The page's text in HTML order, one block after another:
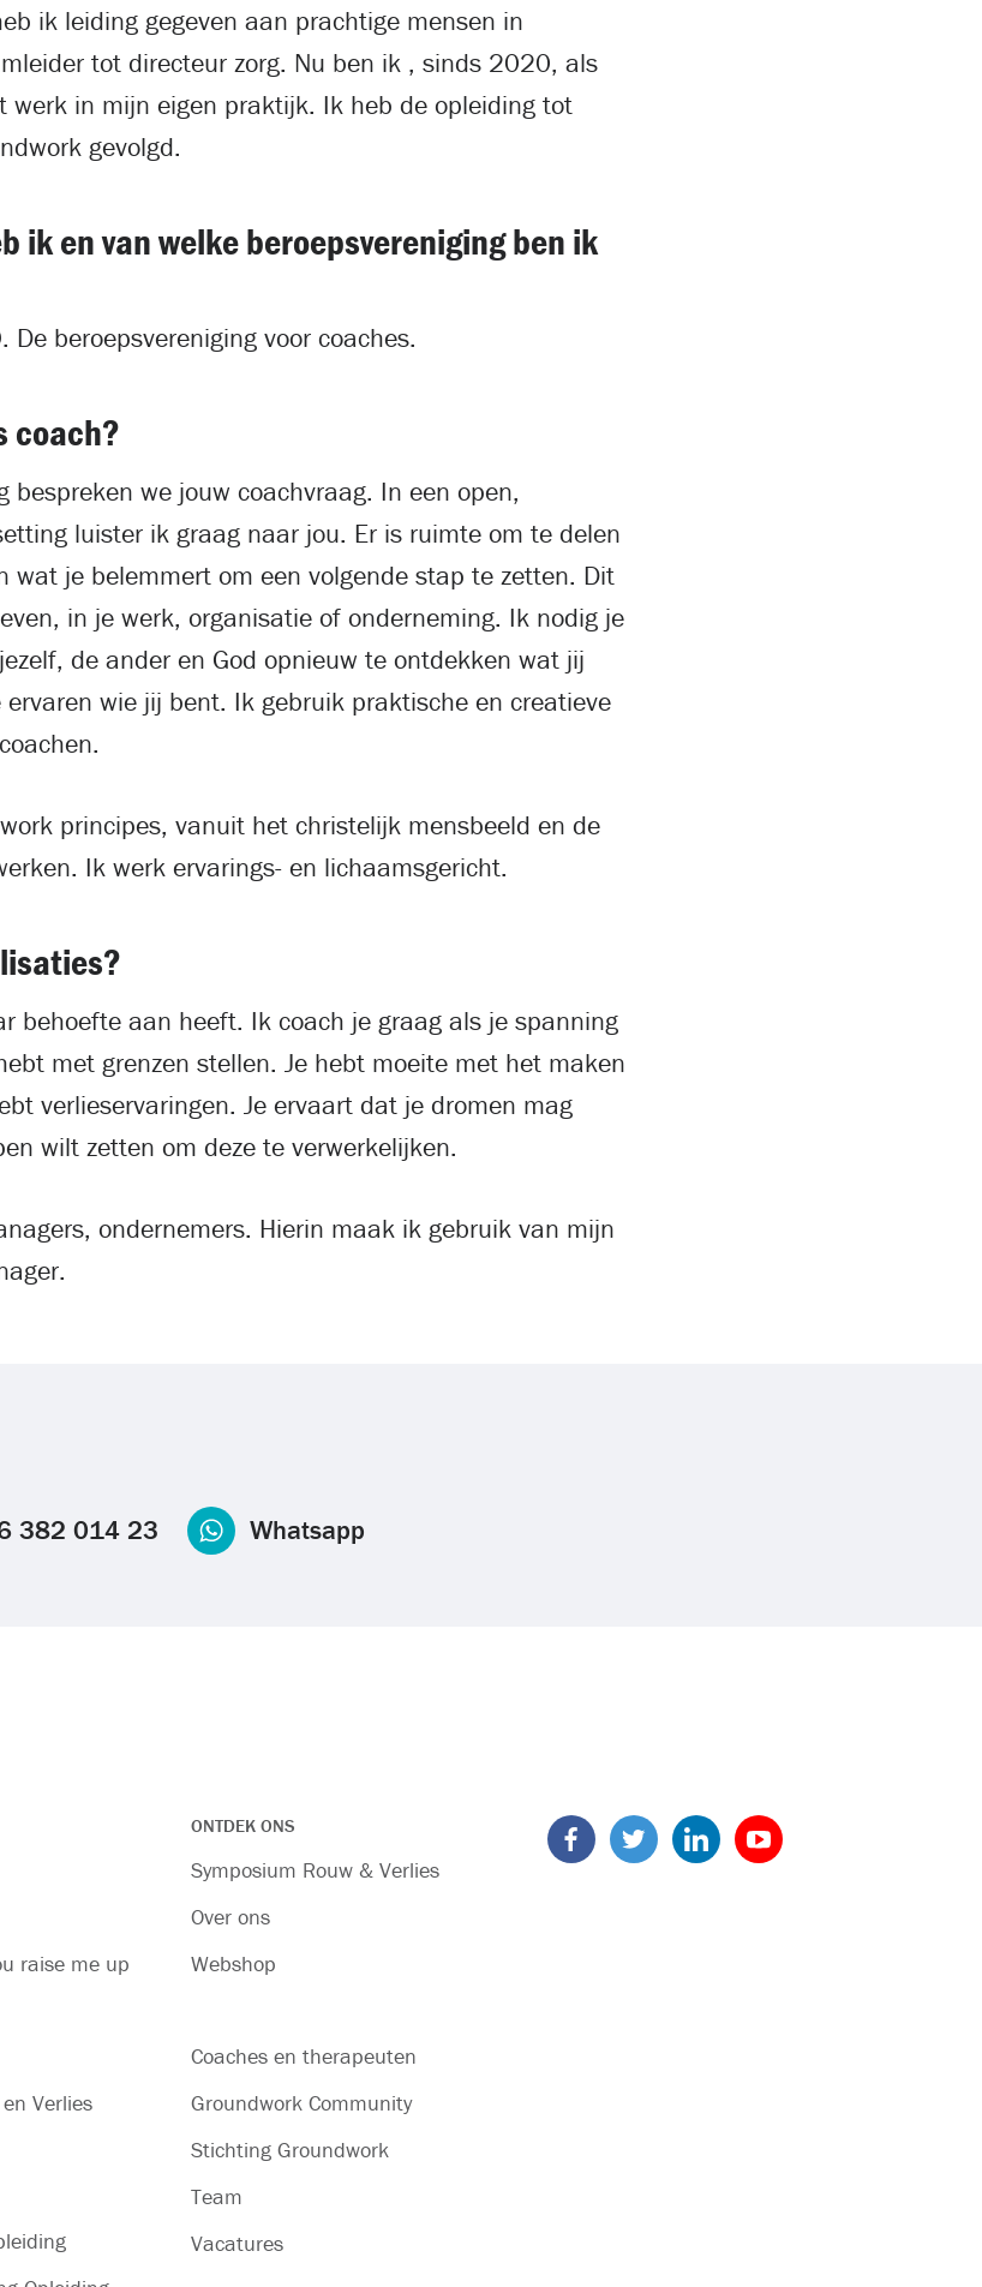
ik leiding gegeven aan prachtige mensen in
tot directeur zorg. Nu ben ik , sinds 2020, als
werk in mijn eigen praktijk. Ik heb de opleiding tot
gevolgd.
ik en van welke beroepsvereniging ben ik
De beroepsvereniging voor coaches.
coach?
bespreken we jouw coachvraag. In een open,
luister ik graag naar jou. Er is ruimte om te delen
wat je belemmert om een volgende stap te zetten. Dit
in je werk, organisatie of onderneming. Ik nodig je
de ander en God opnieuw te ontdekken wat jij
wie jij bent. Ik gebruik praktische en creatieve
principes, vanuit het christelijk mensbeeld en de
Ik werk ervarings- en lichaamsgericht.
behoefte aan heeft. Ik coach je graag als je spanning
met grenzen stellen. Je hebt moeite met het maken
verlieservaringen. Je ervaart dat je dromen mag
wilt zetten om deze te verwerkelijken.
ondernemers. Hierin maak ik gebruik van mijn
382 014 23 Whatsapp
raise me up
Verlies
ONTDEK ONS
Symposium Rouw & Verlies
Over ons
Webshop
Coaches en therapeuten
Groundwork Community
Stichting Groundwork
Team
Vacatures